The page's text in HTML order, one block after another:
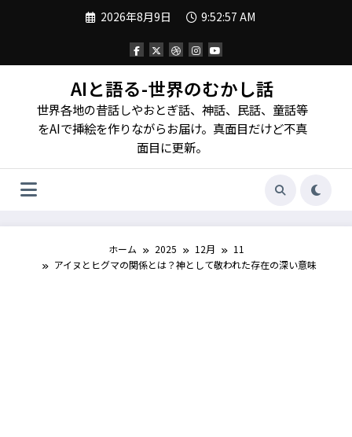
ツ
2026年8月9日 9:53:00 AM
AIと語る-世界のむかし話
世界各地の昔話しやおとぎ話、神話、民話、童話等
をAIで挿絵を作りながらお届け。真面目だけど不真
面目に更新。
ホーム 2025 12月
11
アイヌとヒグマの関係とは？神として敬われた存在の深い意味